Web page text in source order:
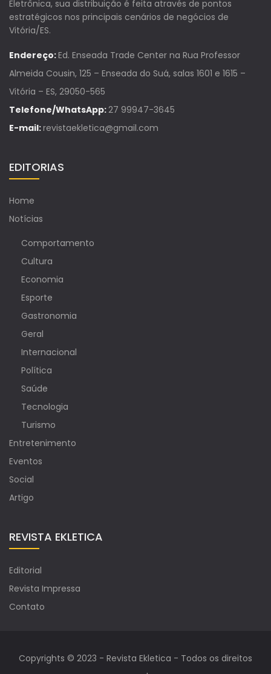
Eletrônica, sua distribuição é feita através de pontos
estratégicos nos principais cenários de negócios de
Vitória/ES.
Endereço:Ed. Enseada Trade Center na Rua Professor
Almeida Cousin, 125 – Enseada do Suá, salas 1601 e 1615 –
Vitória – ES, 29050-565
Telefone/WhatsApp:27 99947-3645
E-mail:revistaekletica@gmail.com
EDITORIAS
Home
Notícias
Comportamento
Cultura
Economia
Esporte
Gastronomia
Geral
Internacional
Política
Saúde
Tecnologia
Turismo
Entretenimento
Eventos
Social
Artigo
REVISTA EKLETICA
Editorial
Revista Impressa
Contato
Copyrights © 2023 - Revista Ekletica - Todos os direitos